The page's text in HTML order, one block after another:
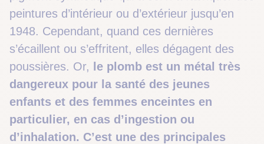
peintures d’intérieur ou d’extérieur jusqu’en
1948. Cependant, quand ces dernières
s’écaillent ou s’effritent, elles dégagent des
poussières. Or, le plomb est un métal très
dangereux pour la santé des jeunes
enfants et des femmes enceintes en
particulier, en cas d’ingestion ou
d’inhalation. C’est une des principales